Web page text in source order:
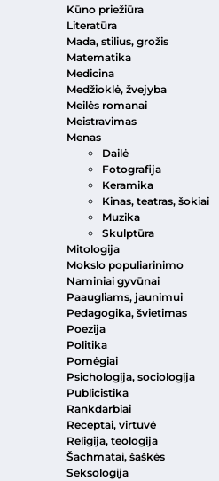
Kūno priežiūra
Literatūra
Mada, stilius, grožis
Matematika
Medicina
Medžioklė, žvejyba
Meilės romanai
Meistravimas
Menas
Dailė
Fotografija
Keramika
Kinas, teatras, šokiai
Muzika
Skulptūra
Mitologija
Mokslo populiarinimo
Naminiai gyvūnai
Paaugliams, jaunimui
Pedagogika, švietimas
Poezija
Politika
Pomėgiai
Psichologija, sociologija
Publicistika
Rankdarbiai
Receptai, virtuvė
Religija, teologija
Šachmatai, šaškės
Seksologija